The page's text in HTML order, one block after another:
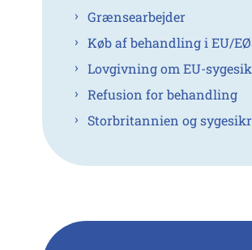
Grænsearbejder
Køb af behandling i EU/
Lovgivning om EU-
Refusion for behandling
Storbritannien og